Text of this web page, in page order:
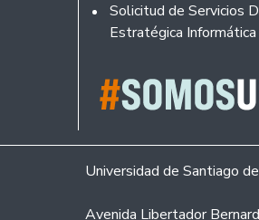
Solicitud de Servicios
Estratégica Informática
Universidad de Santiago
Avenida Libertador